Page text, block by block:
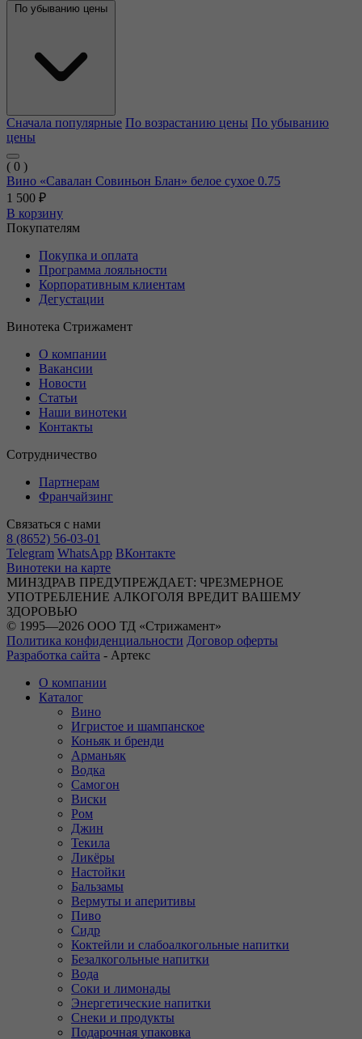
По убыванию цены
Сначала популярные По возрастанию цены По убыванию
цены
( 0 )
Вино «Савалан Совиньон Блан» белое сухое 0.75
1 500 ₽
В корзину
Покупателям
Покупка и оплата
Программа лояльности
Корпоративным клиентам
Дегустации
Винотека Стрижамент
О компании
Вакансии
Новости
Статьи
Наши винотеки
Контакты
Сотрудничество
Партнерам
Франчайзинг
Связаться с нами
8 (8652) 56-03-01
Telegram WhatsApp ВКонтакте
Винотеки на карте
МИНЗДРАВ ПРЕДУПРЕЖДАЕТ: ЧРЕЗМЕРНОЕ
УПОТРЕБЛЕНИЕ АЛКОГОЛЯ ВРЕДИТ ВАШЕМУ
ЗДОРОВЬЮ
© 1995—2026 ООО ТД «Стрижамент»
Политика конфиденциальности Договор оферты
Разработка сайта - Артекс
О компании
Каталог
Вино
Игристое и шампанское
Коньяк и бренди
Арманьяк
Водка
Самогон
Виски
Ром
Джин
Текила
Ликёры
Настойки
Бальзамы
Вермуты и аперитивы
Пиво
Сидр
Коктейли и слабоалкогольные напитки
Безалкогольные напитки
Вода
Соки и лимонады
Энергетические напитки
Снеки и продукты
Подарочная упаковка